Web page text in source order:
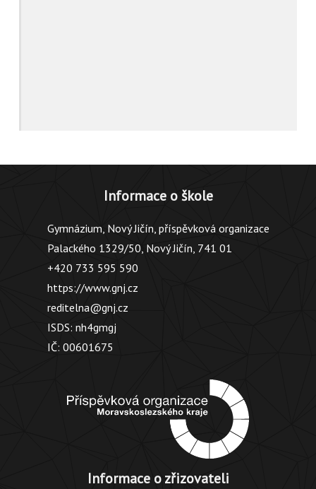
Informace o škole
Gymnázium, Nový Jičín, příspěvková organizace
Palackého 1329/50, Nový Jičín, 741 01
+420 733 595 590
https://www.gnj.cz
reditelna@gnj.cz
ISDS: nh4gmgj
IČ: 00601675
Informace o zřizovateli